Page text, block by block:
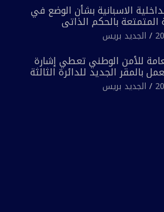
الاسبانية بشأن الوضع في
بالحكم الذاتي
الجديد بريس
للأمن الوطني تعطي إشارة
بالمقر الجديد للدائرة الثالثة
أمن العيون
الجديد بريس